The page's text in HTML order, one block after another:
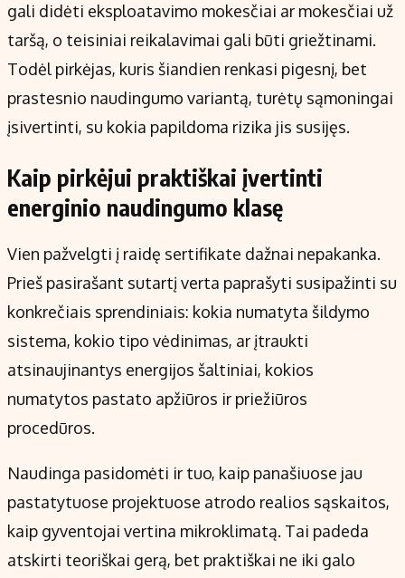
gali didėti eksploatavimo mokesčiai ar mokesčiai už
taršą, o teisiniai reikalavimai gali būti griežtinami.
Todėl pirkėjas, kuris šiandien renkasi pigesnį, bet
prastesnio naudingumo variantą, turėtų sąmoningai
įsivertinti, su kokia papildoma rizika jis susijęs.
Kaip pirkėjui praktiškai įvertinti
energinio naudingumo klasę
Vien pažvelgti į raidę sertifikate dažnai nepakanka.
Prieš pasirašant sutartį verta paprašyti susipažinti su
konkrečiais sprendiniais: kokia numatyta šildymo
sistema, kokio tipo vėdinimas, ar įtraukti
atsinaujinantys energijos šaltiniai, kokios
numatytos pastato apžiūros ir priežiūros
procedūros.
Naudinga pasidomėti ir tuo, kaip panašiuose jau
pastatytuose projektuose atrodo realios sąskaitos,
kaip gyventojai vertina mikroklimatą. Tai padeda
atskirti teoriškai gerą, bet praktiškai ne iki galo